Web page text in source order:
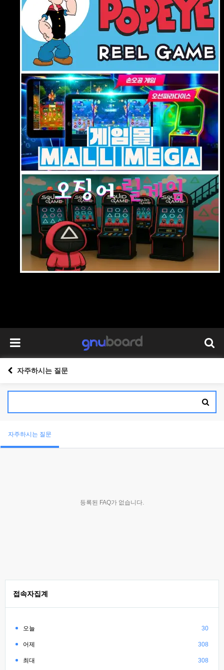
자주하시는 질문
자주하시는 질문
등록된 FAQ가 없습니다.
접속자집계
오늘 30
어제 308
최대 308